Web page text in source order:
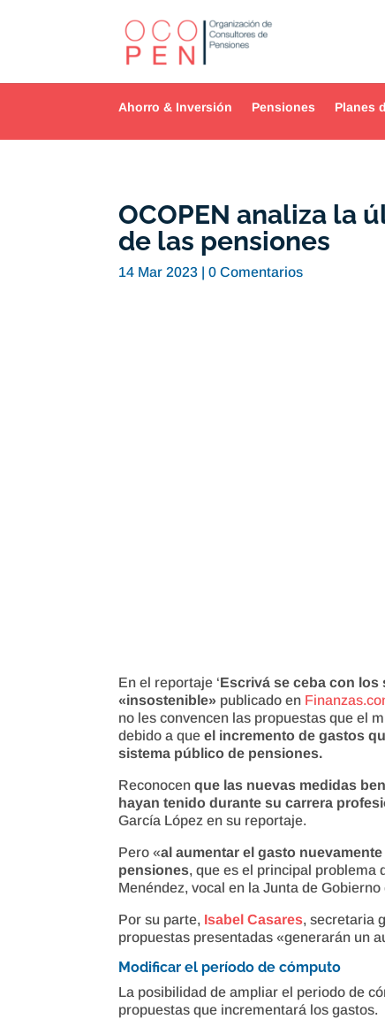
Ahorro & Inversión Pensiones Planes
OCOPEN analiza la
de las pensiones
14 Mar 2023 |0 Comentarios
En el reportaje ‘Escrivá se ceba con los
«insostenible» publicado en
no les convencen las propuestas que el
debido a queel incremento de gastos
sistema público de pensiones.
Reconocenque las nuevas medidas
hayan tenido durante su carrera
García López en su reportaje.
Pero «al aumentar el gasto
pensiones, que es el principal problema
Menéndez, vocal en la Junta de
Por su parte, Isabel Casares, secretaria
propuestas presentadas «generarán un
Modificar el período de cómputo
La posibilidad de ampliar el periodo de
propuestas que incrementará los gastos.